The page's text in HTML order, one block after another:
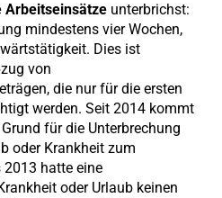
Arbeitseinsätze unterbrichst:
mindestens vier Wochen,
Dies ist
von
die nur für die ersten
werden. Seit 2014 kommt
für die Unterbrechung
oder Krankheit zum
2013 hatte eine
oder Urlaub keinen